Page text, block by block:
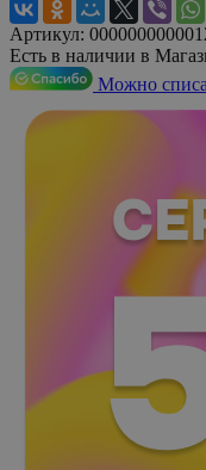
Артикул:
Есть в наличии в
Можно